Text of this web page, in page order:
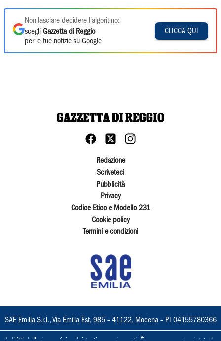
Non lasciare decidere l'algoritmo:
scegli Gazzetta di Reggio
per le tue notizie su Google
CLICCA QUI
Redazione
Scriveteci
Pubblicità
Privacy
Codice Etico e Modello 231
Cookie policy
Termini e condizioni
SAE Emilia S.r.l., Via Emilia Est, 985 – 41122, Modena – PI 04155780366